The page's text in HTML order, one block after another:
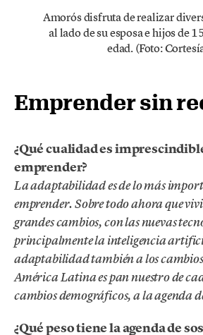
Amorós disfruta de realizar
al lado de su esposa e hijos de
edad. (Foto:
Emprender sin
¿Qué cualidad es
emprender?
La adaptabilidad es de lo más
emprender. Sobre todo ahora que
grandes cambios, con las nuevas
principalmente la inteligencia
adaptabilidad también a los
América Latina es pan nuestro de
cambios demográficos, a la agenda
¿Qué peso tiene la agenda de